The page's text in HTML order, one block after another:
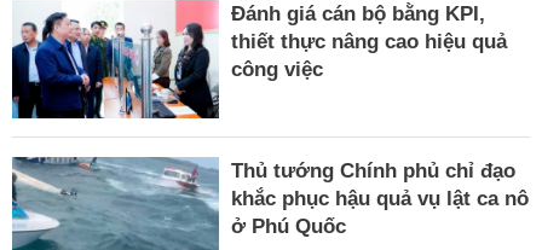
Đánh giá cán bộ bằng KPI,
thiết thực nâng cao hiệu quả
công việc
Thủ tướng Chính phủ chỉ đạo
khắc phục hậu quả vụ lật ca nô
ở Phú Quốc